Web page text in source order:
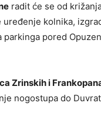
radit će se od
kolnika,
pored
Zrinskih i
nogostupa do